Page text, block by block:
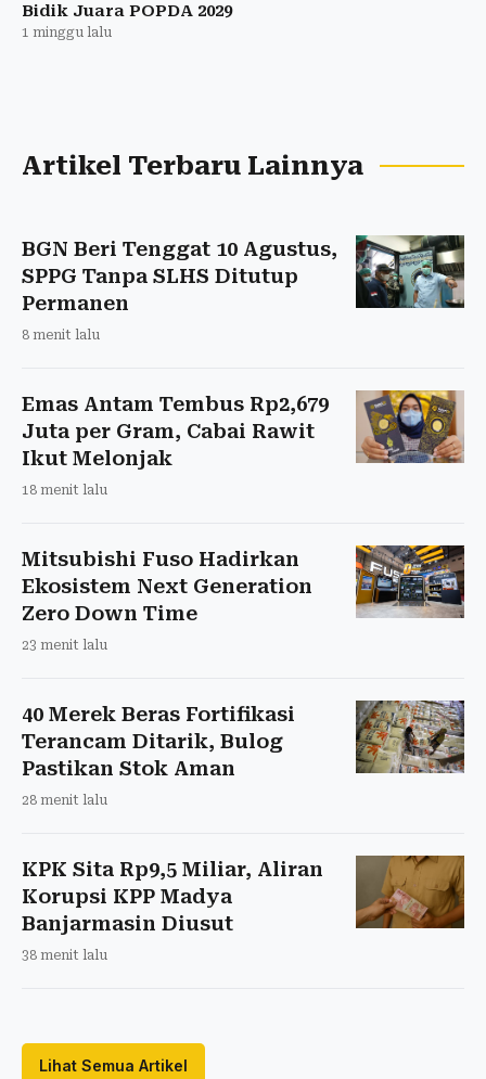
Bidik Juara POPDA 2029
1 minggu lalu
Artikel Terbaru Lainnya
BGN Beri Tenggat 10 Agustus,
SPPG Tanpa SLHS Ditutup
Permanen
8 menit lalu
Emas Antam Tembus Rp2,679
Juta per Gram, Cabai Rawit
Ikut Melonjak
18 menit lalu
Mitsubishi Fuso Hadirkan
Ekosistem Next Generation
Zero Down Time
23 menit lalu
40 Merek Beras Fortifikasi
Terancam Ditarik, Bulog
Pastikan Stok Aman
28 menit lalu
KPK Sita Rp9,5 Miliar, Aliran
Korupsi KPP Madya
Banjarmasin Diusut
38 menit lalu
Lihat Semua Artikel